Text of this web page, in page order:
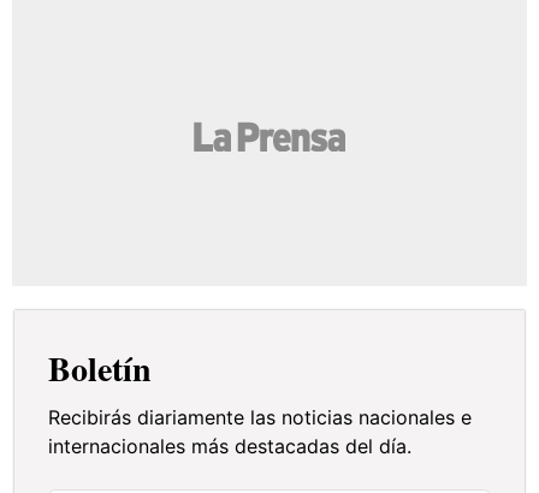
Boletín
Recibirás diariamente las noticias nacionales e
internacionales más destacadas del día.